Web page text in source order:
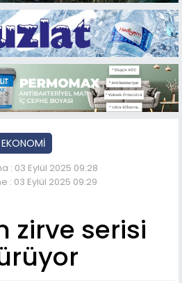
EKONOMİ
: 03 Eylül 2025 09:28
: 03 Eylül 2025 09:29
zirve serisi